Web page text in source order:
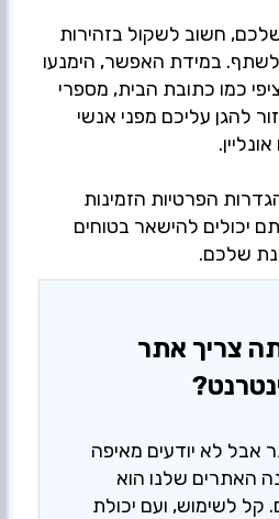
חשוב לשקול בזהירות
במידת האפשר, הימנעו
כמו כתובת הבית, מספרי
להגן עליכם מפני אנשי
הפרטיות הזמינות
יכולים להישאר בטוחים
שלכם.
צריך אתר
אבל לא יודעים מאיפה
האתרים שלנו הוא
קל לשימוש, ועם יכולת